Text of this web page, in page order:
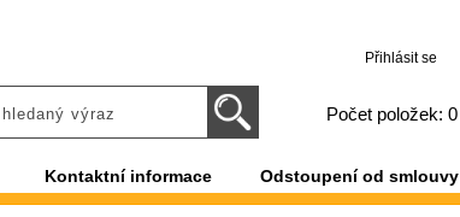
Přihlásit se
Počet položek: 0
Kontaktní informace Odstoupení od smlouvy